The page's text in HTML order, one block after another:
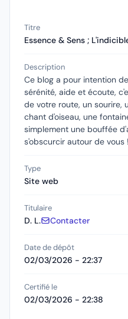
Titre
Essence & Sens ;
Description
Ce blog a pour intention
sérénité, aide et écoute,
de votre route, un sourire,
chant d'oiseau, une
simplement une bouffée
s'obscurcir autour de vous !
Type
Site web
Titulaire
D. L. Contacter
Date de dépôt
02/03/2026 - 22:37
Certifié le
02/03/2026 - 22:38